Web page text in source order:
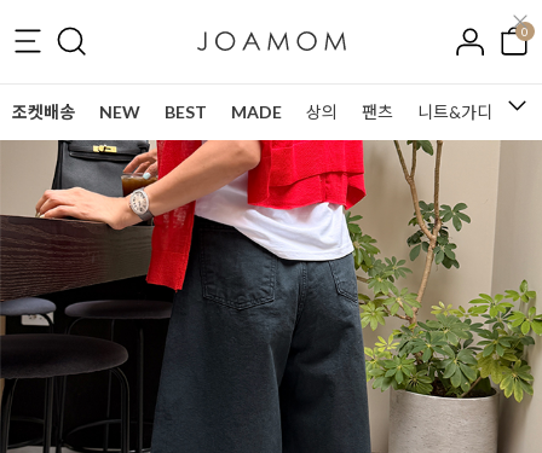
0
조켓배송 NEW BEST MADE 상의 팬츠 니트&가디건